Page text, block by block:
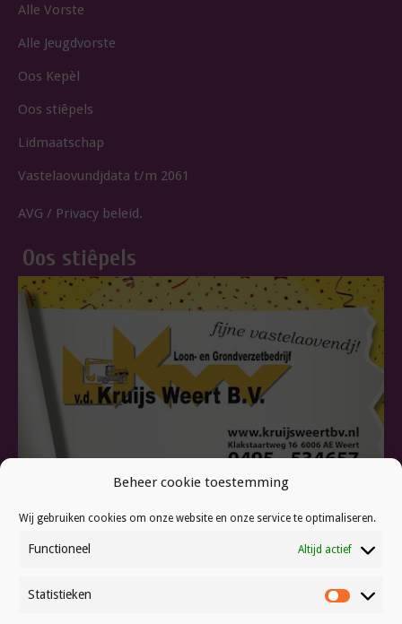
Beheer cookie toestemming
Wij gebruiken cookies om onze website en onze service te optimaliseren.
Functioneel Altijd actief
Statistieken
Alle Vorste
Alle Jeugdvorste
Oos Kepèl
Oos stiêpels
Lidmaatschap
Vastelaovundjdata t/m 2061
AVG / Privacy beleid.
Oos stiêpels
Van de Kruijs Weert